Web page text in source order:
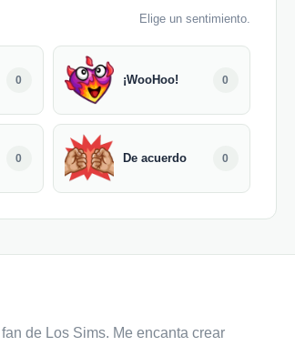
Elige un sentimiento.
0 ¡WooHoo! 0
0 De acuerdo 0
de Los Sims. Me encanta crear